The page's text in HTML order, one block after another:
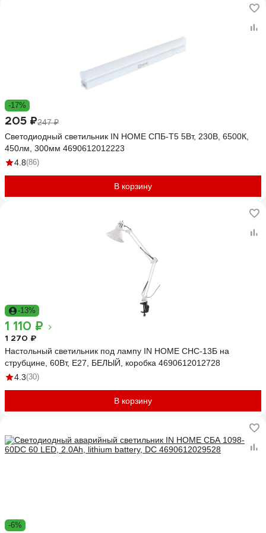
-17%
205 ₽247 ₽
Светодиодный светильник IN HOME СПБ-Т5 5Вт, 230B, 6500К,
450лм, 300мм 4690612012223
4.8(86)
В корзину
-13%
1 110 ₽
1 270 ₽
Настольный светильник под лампу IN HOME СНС-13Б на
струбцине, 60Вт, E27, БЕЛЫЙ, коробка 4690612012728
4.3(30)
В корзину
-6%